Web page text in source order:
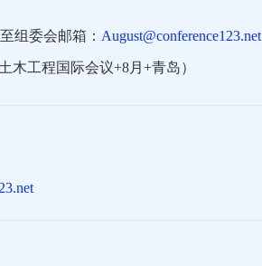
组委会邮箱： August@conference123.net
木工程国际会议+8月+青岛）